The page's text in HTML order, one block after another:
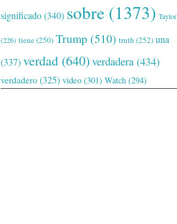
significado(340) sobre (1373) Taylor
(226) tiene(250) Trump (510) truth (252) una
(337)verdad (640)verdadera (434)
verdadero (325) video (301) Watch (294)